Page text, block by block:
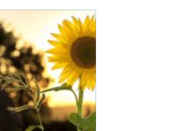
artikel kommer vi att
utforska de olika
palettblad sorterna som
finns tillgängliga på
marknaden och ge di...